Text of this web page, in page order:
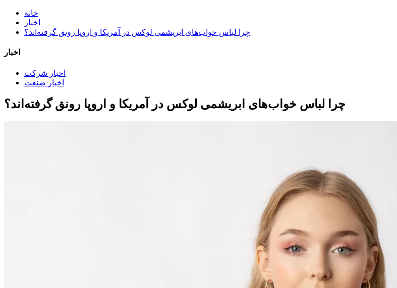
خانه
اخبار
چرا لباس خواب‌های ابریشمی لوکس در آمریکا و اروپا رونق گرفته‌اند؟
اخبار
اخبار شرکت
اخبار صنعت
چرا لباس خواب‌های ابریشمی لوکس در آمریکا و اروپا رونق گرفته‌اند؟